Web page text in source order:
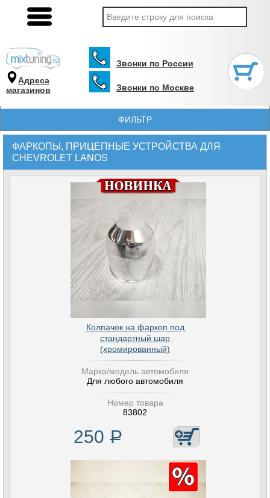
Адреса
магазинов
Звонки по России
Звонки по Москве
ФИЛЬТР
ФАРКОПЫ, ПРИЦЕПНЫЕ УСТРОЙСТВА ДЛЯ
CHEVROLET LANOS
Колпачок на фаркоп под
стандартный шар
(хромированный)
Марка/модель автомобиля
Для любого автомобиля
Номер товара
83802
250 Р